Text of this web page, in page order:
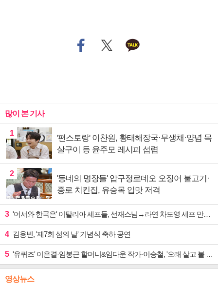
많이 본 기사
1
'편스토랑' 이찬원, 황태해장국·무생채·양념 목
살구이 등 윤주모 레시피 섭렵
2
'동네의 명장들' 압구정로데오 오징어 불고기·
종로 치킨집, 유승목 입맛 저격
3 '어서와 한국은' 이탈리아 셰프들, 선재스님→라연 차도영 셰프 만난다
4 김용빈, '제7회 섬의 날' 기념식 축하 공연
5 '유퀴즈' 이은결·임봉근 할머니&임다운 작가·이승철, '오래 살고 볼 일' 특집 출격
영상뉴스